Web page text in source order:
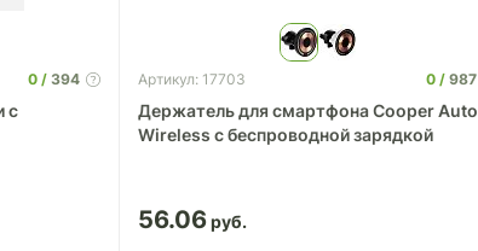
0 394
с
Артикул: 17703 0 987
Держатель для смартфона Cooper Auto
Wireless с беспроводной зарядкой
56.06